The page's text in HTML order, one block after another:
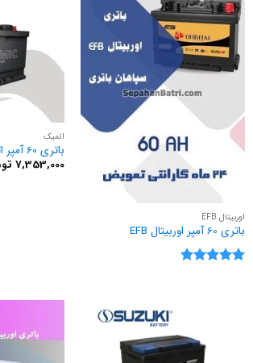
اوربیتال EFB
باتری 60 آمپر اوربیتال EFB
اتمیک
باتری 60 آمپر اتمیک
7,353,000